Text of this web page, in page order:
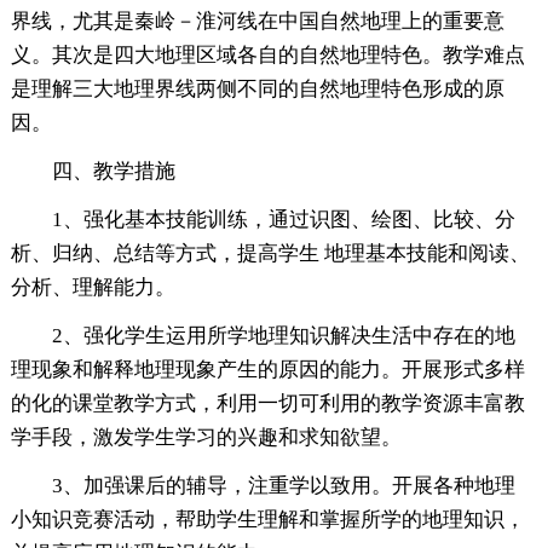
界线，尤其是秦岭－淮河线在中国自然地理上的重要意
义。其次是四大地理区域各自的自然地理特色。教学难点
是理解三大地理界线两侧不同的自然地理特色形成的原
因。
四、教学措施
1、强化基本技能训练，通过识图、绘图、比较、分
析、归纳、总结等方式，提高学生 地理基本技能和阅读、
分析、理解能力。
2、强化学生运用所学地理知识解决生活中存在的地
理现象和解释地理现象产生的原因的能力。开展形式多样
的化的课堂教学方式，利用一切可利用的教学资源丰富教
学手段，激发学生学习的兴趣和求知欲望。
3、加强课后的辅导，注重学以致用。开展各种地理
小知识竞赛活动，帮助学生理解和掌握所学的地理知识，